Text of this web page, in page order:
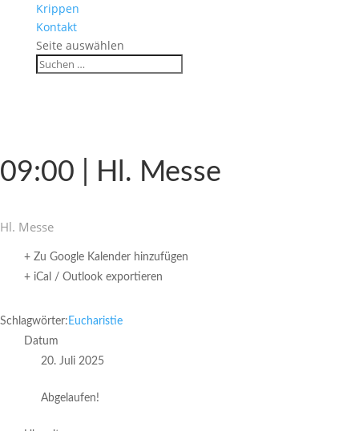
Krippen
Kontakt
Seite auswählen
09:00 | Hl. Messe
Hl. Messe
+ Zu Google Kalender hinzufügen
+ iCal / Outlook exportieren
Schlagwörter: Eucharistie
Datum
20. Juli 2025
Abgelaufen!